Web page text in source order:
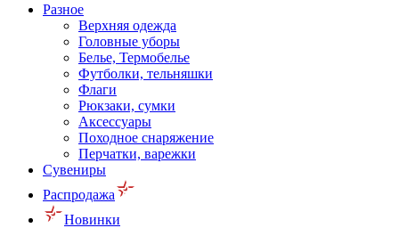
Разное
Верхняя одежда
Головные уборы
Белье, Термобелье
Футболки, тельняшки
Флаги
Рюкзаки, сумки
Аксессуары
Походное снаряжение
Перчатки, варежки
Сувениры
Распродажа
Новинки